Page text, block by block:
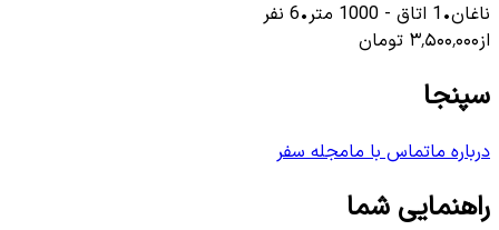
ناغان•
1 اتاق -
1000 متر•
6 نفر
از۳٬۵۰۰٬۰۰۰ تومان
سپنجا
درباره ماتماس با مامجله سفر
راهنمایی شما